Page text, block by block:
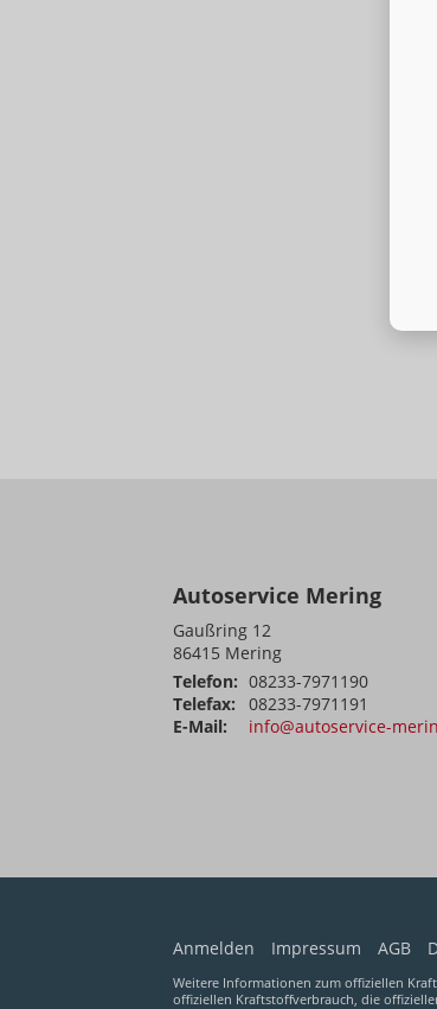
Autoservice Mering
Gaußring 12
86415 Mering
Telefon: 08233-7971190
Telefax:
08233-7971191
E-Mail:
info@autoservice-
Anmelden Impressum AGB
Weitere Informationen zum offiziellen
offiziellen Kraftstoffverbrauch, die